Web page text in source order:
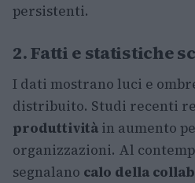
persistenti.
2. Fatti e statistiche
I dati mostrano luci e
distribuito. Studi recenti
produttività in aumento
organizzazioni. Al
segnalano calo della